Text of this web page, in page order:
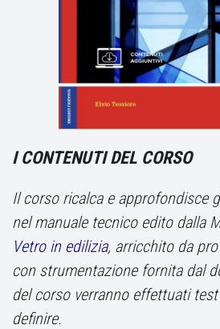
I CONTENUTI DEL CORSO
Il corso ricalca e approfondisce
nel manuale tecnico edito dalla
Vetro in edilizia, arricchito da
con strumentazione fornita dal
del corso verranno effettuati
definire.